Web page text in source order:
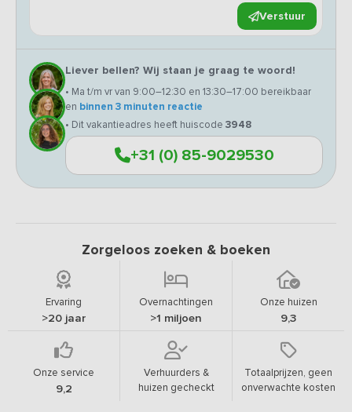
Verstuur
Liever bellen? Wij staan je graag te woord!
• Ma t/m vr van 9:00–12:30 en 13:30–17:00 bereikbaar
en binnen 3 minuten reactie
• Dit vakantieadres heeft huiscode 3948
+31 (0) 85-9029530
Zorgeloos zoeken & boeken
Ervaring
>20 jaar
Overnachtingen
>1 miljoen
Onze huizen
9,3
Onze service
9,2
Verhuurders &
huizen gecheckt
Totaalprijzen, geen
onverwachte kosten